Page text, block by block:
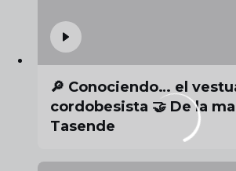
🔎 Conociendo… el
cordobesista 🤝 De la
Tasende